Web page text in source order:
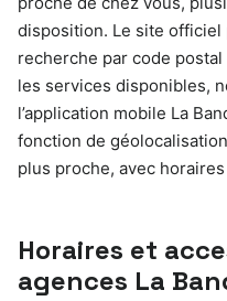
disposition. Le site
recherche par code
les services disponibles,
l’application mobile La
fonction de
plus proche, avec
Horaires et
agences La